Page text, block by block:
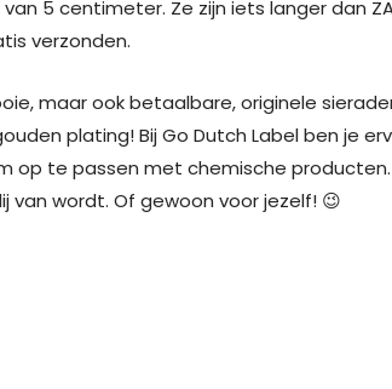
5 centimeter. Ze zijn iets langer dan
verzonden.
maar ook betaalbare, originele
plating! Bij Go Dutch Label ben je
te passen met chemische producten.
van wordt. Of gewoon voor jezelf! 😉